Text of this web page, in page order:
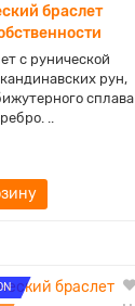
браслет
с рунической
рун,
сплава
..